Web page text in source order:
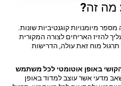
מה זה?
מיומנויות קוגנטיביות שונות.
להזיז האריחים לצורה המקורית
מוח זאת עולה, הדרישות
באופן אוטומטי לכל משתמש
מדעי אשר עוצב למדוד באופן